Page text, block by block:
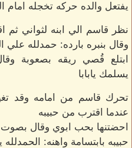
يفتعل والده حركه تخجله امام
نظر قاسم الي ابنه لثواني
وقال بنبره بارده: حمدلله علي
ابتلع قُصي ريقه بصعوبة
يسلمك يابابا
تحرك قاسم من امامه وقد
عندما اقترب من حبيبه
احضتنها بحب ابوي وقال بصوت
حبيبه بابتسامة واهنه: الحمدلله